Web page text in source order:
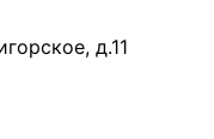
д.11